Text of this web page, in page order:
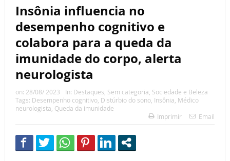
Insônia influencia no
desempenho cognitivo e
colabora para a queda da
imunidade do corpo, alerta
neurologista
on: 28/08/ 2023 In: Destaques, Sem categoria, Sociedade e Beleza
Tags: Desempenho cognitivo, Distúrbio do sono, Insônia, Médico
neurologista, Queda da imunidade
Imprimir
Email